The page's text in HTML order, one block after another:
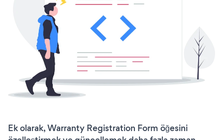
Ek olarak, Warranty Registration Form öğesini